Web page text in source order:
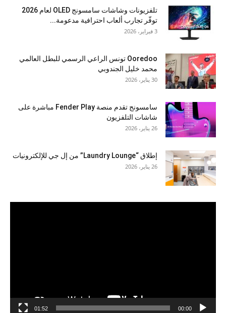
تلفزيونات وشاشات سامسونج OLED لعام 2026
توفّر تجارب ألعاب احترافية مدعومة...
3 فبراير، 2026
Ooredoo تونس الراعي الرسمي للبطل العالمي
محمد خليل الجندوبي
30 يناير، 2026
سامسونج تقدم منصة Fender Play مباشرة على
شاشات التلفزيون
26 يناير، 2026
إطلاق “Laundry Lounge” من إل جي للإلكترونيات
26 يناير، 2026
00:00
01:52